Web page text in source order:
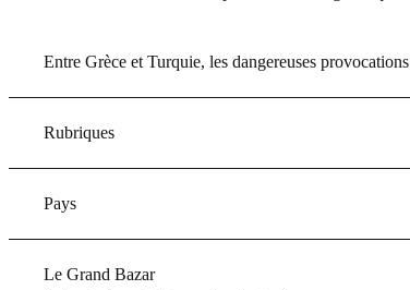
Entre Grèce et Turquie, les dangereuses provocations
Rubriques
Pays
Le Grand Bazar